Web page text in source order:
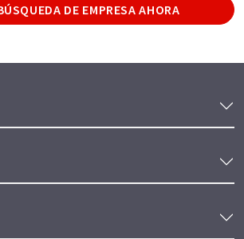
DE EMPRESA AHORA